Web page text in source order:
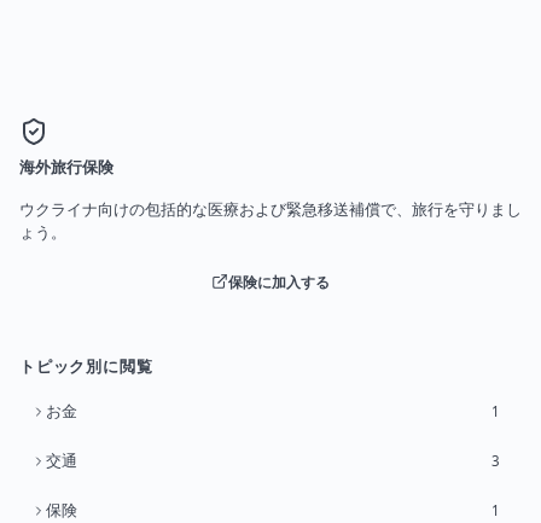
海外旅行保険
ウクライナ向けの包括的な医療および緊急移送補償で、旅行を守りまし
ょう。
保険に加入する
トピック別に閲覧
お金 1
交通 3
保険 1